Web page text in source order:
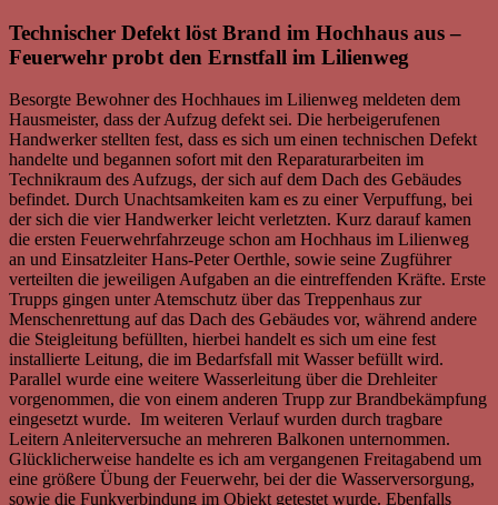
Technischer Defekt löst Brand im Hochhaus aus –
Feuerwehr probt den Ernstfall im Lilienweg
Besorgte Bewohner des Hochhaues im Lilienweg meldeten dem
Hausmeister, dass der Aufzug defekt sei. Die herbeigerufenen
Handwerker stellten fest, dass es sich um einen technischen Defekt
handelte und begannen sofort mit den Reparaturarbeiten im
Technikraum des Aufzugs, der sich auf dem Dach des Gebäudes
befindet. Durch Unachtsamkeiten kam es zu einer Verpuffung, bei
der sich die vier Handwerker leicht verletzten. Kurz darauf kamen
die ersten Feuerwehrfahrzeuge schon am Hochhaus im Lilienweg
an und Einsatzleiter Hans-Peter Oerthle, sowie seine Zugführer
verteilten die jeweiligen Aufgaben an die eintreffenden Kräfte. Erste
Trupps gingen unter Atemschutz über das Treppenhaus zur
Menschenrettung auf das Dach des Gebäudes vor, während andere
die Steigleitung befüllten, hierbei handelt es sich um eine fest
installierte Leitung, die im Bedarfsfall mit Wasser befüllt wird.
Parallel wurde eine weitere Wasserleitung über die Drehleiter
vorgenommen, die von einem anderen Trupp zur Brandbekämpfung
eingesetzt wurde. Im weiteren Verlauf wurden durch tragbare
Leitern Anleiterversuche an mehreren Balkonen unternommen.
Glücklicherweise handelte es ich am vergangenen Freitagabend um
eine größere Übung der Feuerwehr, bei der die Wasserversorgung,
sowie die Funkverbindung im Objekt getestet wurde. Ebenfalls